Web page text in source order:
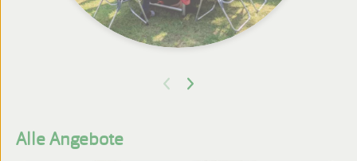
Alle Angebote